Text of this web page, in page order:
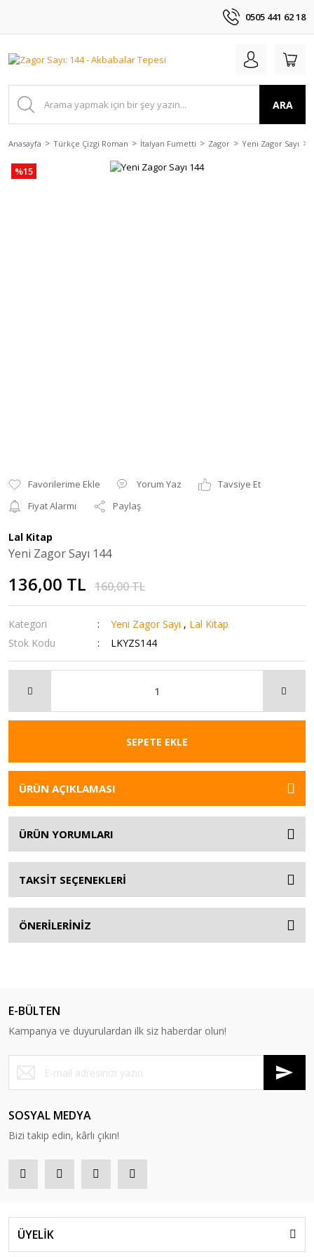
0505 441 62 18
ARA
Anasayfa Türkçe Çizgi Roman İtalyan Fumetti Zagor Yeni Zagor Sayı
%15
Yorum Yaz
Tavsiye Et
Fiyat Alarmı
Paylaş
Lal Kitap
Yeni Zagor Sayı 144
136,00 TL 160,00 TL
Kategori Yeni Zagor Sayı , Lal Kitap
Stok Kodu
LKYZS144
SEPETE EKLE
ÜRÜN AÇIKLAMASI
ÜRÜN YORUMLARI
TAKSİT SEÇENEKLERİ
ÖNERİLERİNİZ
E-BÜLTEN
Kampanya ve duyurulardan ilk siz haberdar olun!
SOSYAL MEDYA
Bizi takip edin, kârlı çıkın!
ÜYELİK